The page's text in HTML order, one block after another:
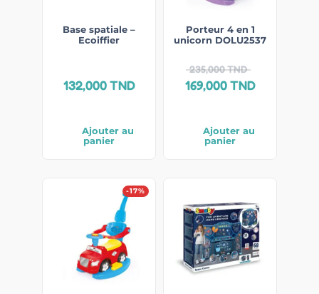
Base spatiale –
Ecoiffier
132,000TND
Ajouter au
panier
Porteur 4 en 1
unicorn DOLU2537
235,000TND
169,000TND
Ajouter au
panier
-17%